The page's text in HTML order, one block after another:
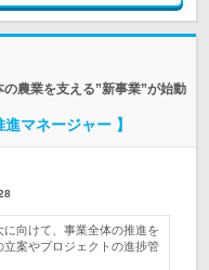
農業を支える”新事業”が始動
マネージャー 】
向けて、事業全体の推進を
案やプロジェクトの進捗管